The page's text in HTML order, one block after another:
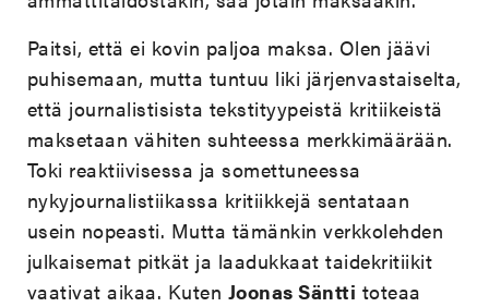
Paitsi, että ei kovin paljoa maksa. Olen jäävi
puhisemaan, mutta tuntuu liki järjenvastaiselta,
että journalistisista tekstityypeistä kritiikeistä
maksetaan vähiten suhteessa merkkimäärään.
Toki reaktiivisessa ja somettuneessa
nykyjournalistiikassa kritiikkejä sentataan
usein nopeasti. Mutta tämänkin verkkolehden
julkaisemat pitkät ja laadukkaat taidekritiikit
vaativat aikaa. Kuten Joonas Säntti toteaa